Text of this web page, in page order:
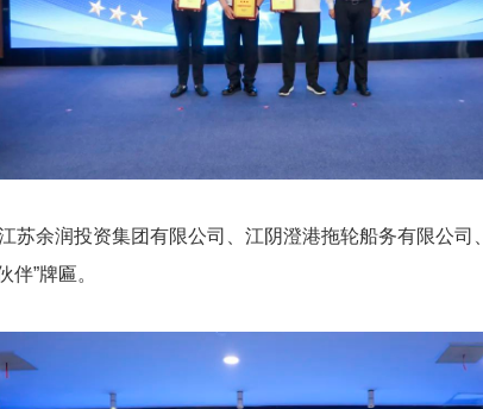
苏余润投资集团有限公司、江阴澄港拖轮船务有限公司
”牌匾。